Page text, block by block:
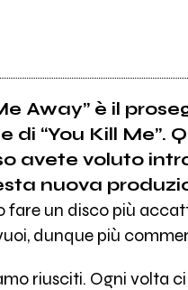
Away” è il
di “You Kill Me”.
avete voluto
nuova
fare un disco più
dunque più
riusciti. Ogni volta